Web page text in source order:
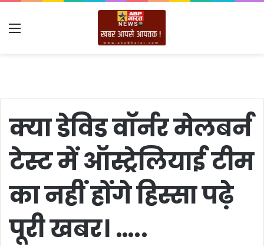
Menu
क्या डेविड वॉर्नर मेलबर्न
टेस्ट में ऑस्ट्रेलियाई टीम
का नहीं होंगे हिस्सा पढ़े
पूरी खबर। …..